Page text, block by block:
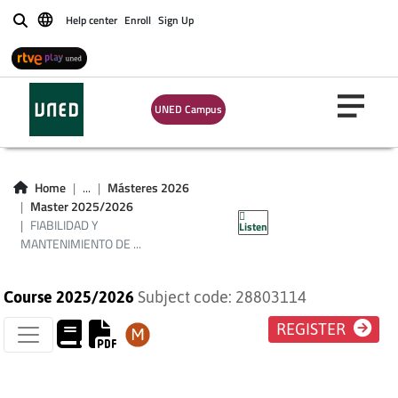
BuscarHelp center Enroll Sign Up
UNED Campus
Home ...
Másteres 2026
Master 2025/2026
FIABILIDAD Y
MANTENIMIENTO DE ...
Listen
FIABILIDAD Y
MANTENIMIENTO
DE SISTEMAS
ELÉCTRICOS Y
ELECTRÓNICOS
(PLAN 2009)
Course 2025/2026 Subject code: 28803114
REGISTER